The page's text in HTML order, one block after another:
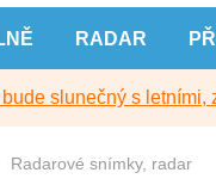
RADAR
slunečný s letními,
Radarové snímky, radar